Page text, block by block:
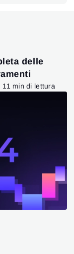
delle
11 min di lettura